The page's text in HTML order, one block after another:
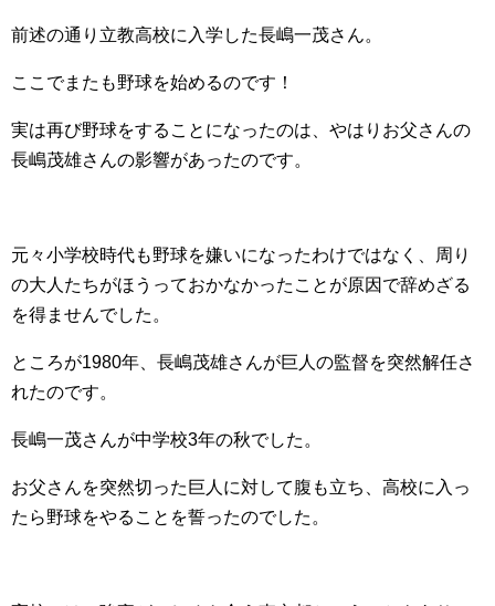
前述の通り立教高校に入学した長嶋一茂さん。
ここでまたも野球を始めるのです！
実は再び野球をすることになったのは、やはりお父さんの
長嶋茂雄さんの影響があったのです。
元々小学校時代も野球を嫌いになったわけではなく、周り
の大人たちがほうっておかなかったことが原因で辞めざる
を得ませんでした。
ところが1980年、長嶋茂雄さんが巨人の監督を突然解任さ
れたのです。
長嶋一茂さんが中学校3年の秋でした。
お父さんを突然切った巨人に対して腹も立ち、高校に入っ
たら野球をやることを誓ったのでした。